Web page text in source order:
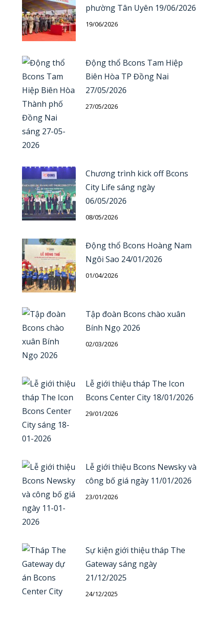
phường Tân Uyên 19/06/2026
19/06/2026
Động thổ Bcons Tam Hiệp
Biên Hòa TP Đồng Nai
27/05/2026
27/05/2026
Chương trình kick off Bcons
City Life sáng ngày
06/05/2026
08/05/2026
Động thổ Bcons Hoàng Nam
Ngôi Sao 24/01/2026
01/04/2026
Tập đoàn Bcons chào xuân
Bính Ngọ 2026
02/03/2026
Lễ giới thiệu tháp The Icon
Bcons Center City 18/01/2026
29/01/2026
Lễ giới thiệu Bcons Newsky và
công bố giá ngày 11/01/2026
23/01/2026
Sự kiện giới thiệu tháp The
Gateway sáng ngày
21/12/2025
24/12/2025